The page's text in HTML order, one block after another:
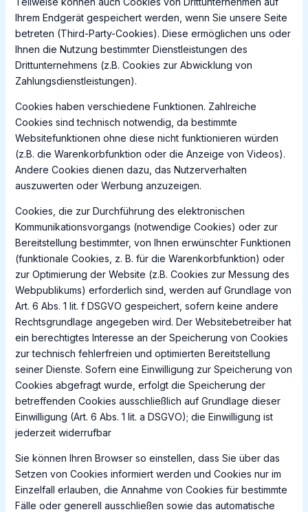
Ihrem Endgerät gespeichert werden, wenn Sie unsere Seite
betreten (Third-Party-Cookies). Diese ermöglichen uns oder
Ihnen die Nutzung bestimmter Dienstleistungen des
Drittunternehmens (z.B. Cookies zur Abwicklung von
Zahlungsdienstleistungen).
Cookies haben verschiedene Funktionen. Zahlreiche
Cookies sind technisch notwendig, da bestimmte
Websitefunktionen ohne diese nicht funktionieren würden
(z.B. die Warenkorbfunktion oder die Anzeige von Videos).
Andere Cookies dienen dazu, das Nutzerverhalten
auszuwerten oder Werbung anzuzeigen.
Cookies, die zur Durchführung des elektronischen
Kommunikationsvorgangs (notwendige Cookies) oder zur
Bereitstellung bestimmter, von Ihnen erwünschter Funktionen
(funktionale Cookies, z. B. für die Warenkorbfunktion) oder
zur Optimierung der Website (z.B. Cookies zur Messung des
Webpublikums) erforderlich sind, werden auf Grundlage von
Art. 6 Abs. 1 lit. f DSGVO gespeichert, sofern keine andere
Rechtsgrundlage angegeben wird. Der Websitebetreiber hat
ein berechtigtes Interesse an der Speicherung von Cookies
zur technisch fehlerfreien und optimierten Bereitstellung
seiner Dienste. Sofern eine Einwilligung zur Speicherung von
Cookies abgefragt wurde, erfolgt die Speicherung der
betreffenden Cookies ausschließlich auf Grundlage dieser
Einwilligung (Art. 6 Abs. 1 lit. a DSGVO); die Einwilligung ist
jederzeit widerrufbar
Sie können Ihren Browser so einstellen, dass Sie über das
Setzen von Cookies informiert werden und Cookies nur im
Einzelfall erlauben, die Annahme von Cookies für bestimmte
Fälle oder generell ausschließen sowie das automatische